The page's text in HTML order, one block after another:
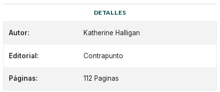
DETALLES
Autor: Katherine Halligan
Editorial: Contrapunto
Páginas: 112 Paginas